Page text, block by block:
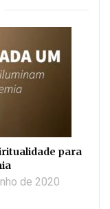
para
de 2020